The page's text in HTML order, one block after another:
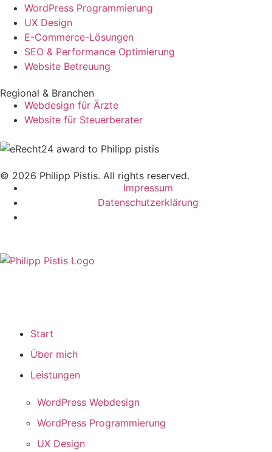
WordPress Programmierung
UX Design
E-Commerce-Lösungen
SEO & Performance Optimierung
Website Betreuung
Regional & Branchen
Webdesign für Ärzte
Website für Steuerberater
© 2026 Philipp Pistis. All rights reserved.
Impressum
Datenschutz­erklärung
Start
Über mich
Leistungen
WordPress Webdesign
WordPress Programmierung
UX Design